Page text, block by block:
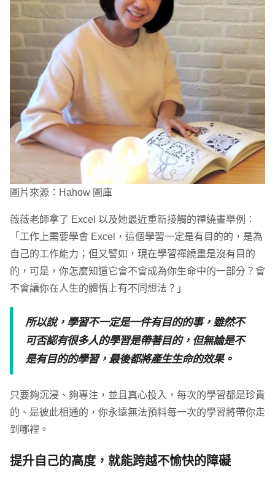
圖片來源：Hahow 圖庫
薇薇老師拿了 Excel 以及她最近重新接觸的禪繞畫舉例：
「工作上需要學會 Excel，這個學習一定是有目的的，是為
自己的工作能力；但又譬如，現在學習禪繞畫是沒有目的
的，可是，你怎麼知道它會不會成為你生命中的一部分？會
不會讓你在人生的體悟上有不同想法？」
所以說，學習不一定是一件有目的的事，雖然不
可否認有很多人的學習是帶著目的，但無論是不
是有目的的學習，最後都將產生生命的效果。
只要夠沉浸、夠專注，並且真心投入，每次的學習都是珍貴
的、是彼此相通的，你永遠無法預料每一次的學習將帶你走
到哪裡。
提升自己的高度，就能跨越不愉快的障礙